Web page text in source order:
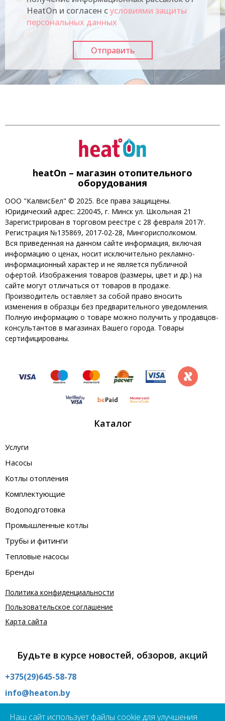
HeatOn и согласен сусловиями защиты
персональных данных
heatOn – магазин отопительного
оборудования
ООО "КалвисБел" © 2025. Все права защищены.
Юридический адрес: 220045, г. Минск ул. Школьная 21
Зарегистрирован в торговом реестре с 28 февраля 2017г.
Регистрация №135869, 2017-02-28, Мингорисполкомом.
Вся приведенная на данном сайте информация, включая
информацию о ценах, носит исключительно рекламно-
информационный характер и не является публичной
офертой. Изображения товаров (размеры, цвет и др.) на
сайте могут отличаться от товаров в продаже.
Производитель оставляет за собой право вносить
изменения в образцы без предварительного уведомления.
Полную информацию о товаре можно получить у продавцов-
консультантов в магазинах Вашего города. Товары
сертифицированы.
Каталог
Услуги
Насосы
Котлы отопления
Комплектующие
Водоподготовка
Промышленные котлы
Трубы и фитинги
Тепловые насосы
Бренды
Политика конфиденциальности
Пользовательское соглашение
Карта сайта
Будьте в курсе новостей, обзоров, акций
+375(29)645-58-78
info@heaton.by
Наш сайт использует файлы cookie для улучшения